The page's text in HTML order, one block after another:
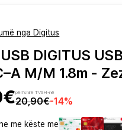
nga Digitus
DIGITUS
M/M 1.8m -
përfshirë TVSH-në
20,90€-14%
me këste me